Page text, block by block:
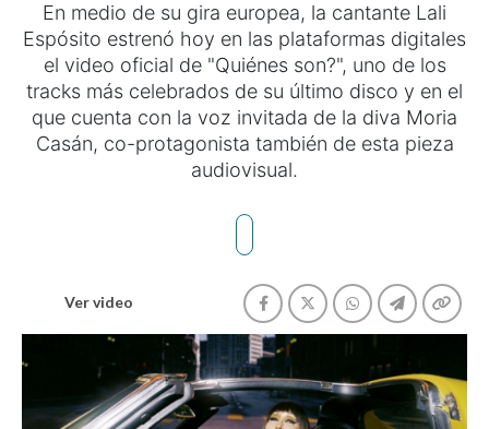
En medio de su gira europea, la cantante Lali
Espósito estrenó hoy en las plataformas digitales
el video oficial de "Quiénes son?", uno de los
tracks más celebrados de su último disco y en el
que cuenta con la voz invitada de la diva Moria
Casán, co-protagonista también de esta pieza
audiovisual.
Ver video